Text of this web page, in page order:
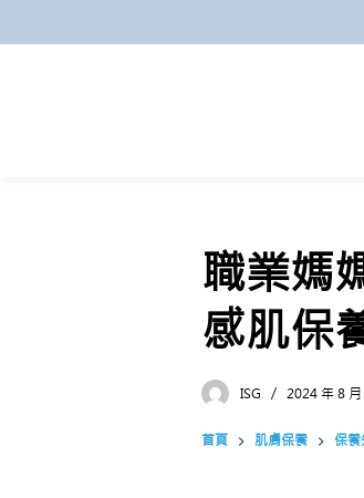
職業媽
感肌保
ISG 2024 年 8 月
首頁 肌膚保養 保養